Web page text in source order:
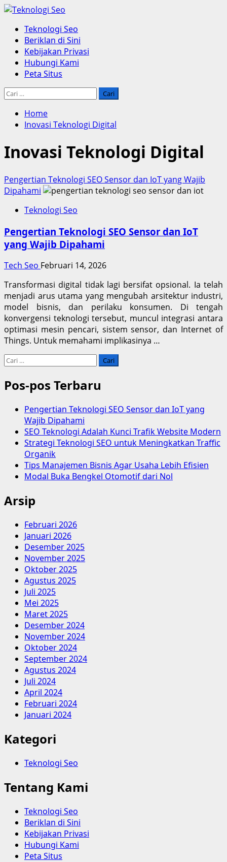
Skip
content
Primary
Menu
Teknologi Seo
Beriklan di Sini
Kebijakan Privasi
Hubungi Kami
Peta Situs
Cari
Home
Inovasi Teknologi Digital
Inovasi Teknologi Digital
Pengertian Teknologi SEO Sensor dan IoT yang Wajib
Dipahami
Teknologi Seo
Pengertian Teknologi SEO Sensor dan IoT
yang Wajib Dipahami
Tech Seo Februari 14, 2026
Transformasi digital tidak lagi bersifat opsional. Ia telah
menjadi arus utama yang mengubah arsitektur industri,
model bisnis, dan perilaku konsumen. Di tengah
konvergensi teknologi tersebut, muncul integrasi antara
optimasi mesin pencari, sistem sensor, dan Internet of
Things. Untuk memahami implikasinya …
Cari
Pos-pos Terbaru
Pengertian Teknologi SEO Sensor dan IoT yang
Wajib Dipahami
SEO Teknologi Adalah Kunci Trafik Website Modern
Strategi Teknologi SEO untuk Meningkatkan Traffic
Organik
Tips Manajemen Bisnis Agar Usaha Lebih Efisien
Modal Buka Bengkel Otomotif dari Nol
Arsip
Februari 2026
Januari 2026
Desember 2025
November 2025
Oktober 2025
Agustus 2025
Juli 2025
Mei 2025
Maret 2025
Desember 2024
November 2024
Oktober 2024
September 2024
Agustus 2024
Juli 2024
April 2024
Februari 2024
Januari 2024
Kategori
Teknologi Seo
Tentang Kami
Teknologi Seo
Beriklan di Sini
Kebijakan Privasi
Hubungi Kami
Peta Situs